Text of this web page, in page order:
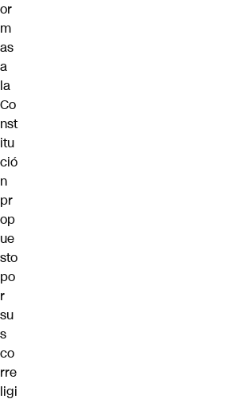
or
m
as
a
la
Co
nst
itu
ció
n
pr
op
ue
sto
po
r
su
s
co
rre
ligi